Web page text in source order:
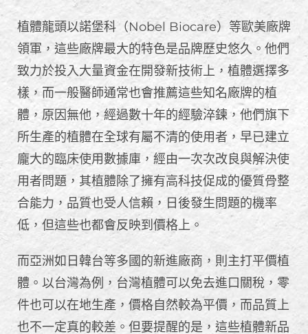
植體龍頭以諾堡科（Nobel Biocare）等歐美廠牌
領軍，這些廠牌最大的特色是品牌歷史悠久。他們
致力於投入大量資金在開發新技術上，植體選擇多
樣，而一般醫師通常也會推薦這些知名廠牌的植
體，原因無他，經過數十年的經驗淬鍊，他們旗下
所生產的植體在全球有屬不清的使用者，早已建立
龐大的臨床使用數據庫，經由一次次改良與解決使
用者問題，其植體除了擁有高科技促成的優質骨整
合能力，品質也受人信賴，日後發生問題的機率
低，但這些也都會反映到價格上。
而亞洲如日韓台等多國的新進廠商，則主打平價植
體。以台灣為例，台灣植體可以免去進口關稅，零
件也可以在地生產，價格自然較為平價，而品質上
也不一定真的較差。但要提醒的是，這些植體新品